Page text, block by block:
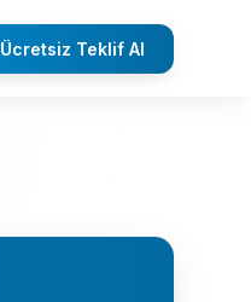
Ücretsiz Teklif Al